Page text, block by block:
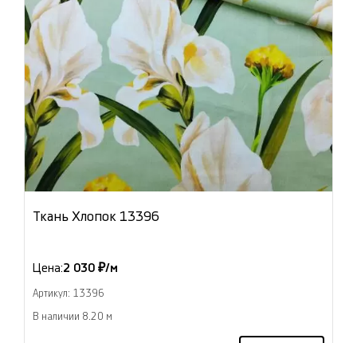
Ткань Хлопок 13396
Цена:2 030 ₽/м
Артикул: 13396
В наличии 8.20 м